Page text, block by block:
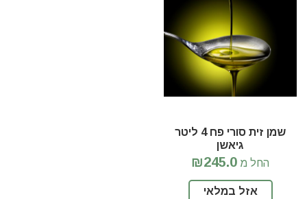
שמן זית סורי פח 4 ליטר
גיאשן
החל מ ₪245.0
אזל במלאי